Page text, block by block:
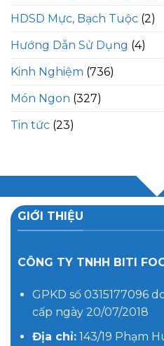
HDSD Mực, Bạch Tuộc (2)
Hướng Dẫn Sử Dụng (4)
Kinh Nghiệm (736)
Món Ngon (327)
Tin tức (23)
GIỚI THIỆU
CÔNG TY TNHH BITI
GPKD số 0315177096
cấp ngày 20/07/2018
Địa chỉ:143/19 Phạm